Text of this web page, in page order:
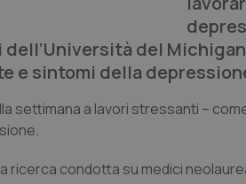
del
e sintomi della
settimana a lavori stressanti –
ricerca condotta su medici